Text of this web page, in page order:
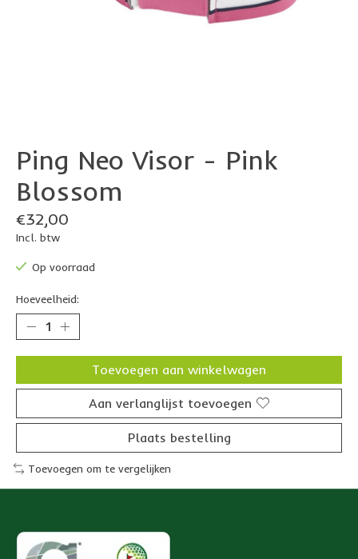
Ping Neo Visor - Pink
Blossom
€32,00
Incl. btw
Op voorraad
Hoeveelheid:
Toevoegen aan winkelwagen
Aan verlanglijst toevoegen
Plaats bestelling
Toevoegen om te vergelijken